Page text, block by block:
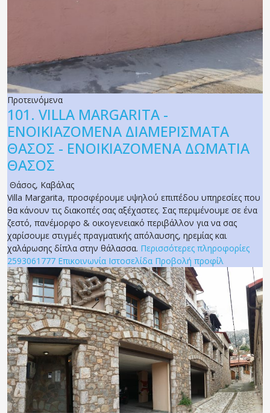
Προτεινόμενα
101. VILLA MARGARITA -
ΕΝΟΙΚΙΑΖΟΜΕΝΑ ΔΙΑΜΕΡΙΣΜΑΤΑ
ΘΑΣΟΣ - ΕΝΟΙΚΙΑΖΟΜΕΝΑ ΔΩΜΑΤΙΑ
ΘΑΣΟΣ
Θάσος, Καβάλας
Villa Margarita, προσφέρουμε υψηλού επιπέδου υπηρεσίες που
θα κάνουν τις διακοπές σας αξέχαστες. Σας περιμένουμε σε ένα
ζεστό, πανέμορφο & οικογενειακό περιβάλλον για να σας
χαρίσουμε στιγμές πραγματικής απόλαυσης, ηρεμίας και
χαλάρωσης δίπλα στην θάλασσα. Περισσότερες πληροφορίες
2593061777 Επικοινωνία Ιστοσελίδα Προβολή προφίλ